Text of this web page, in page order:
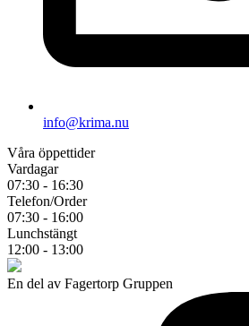
info@krima.nu
Våra öppettider
Vardagar
07:30 - 16:30
Telefon/Order
07:30 - 16:00
Lunchstängt
12:00 - 13:00
En del av Fagertorp Gruppen